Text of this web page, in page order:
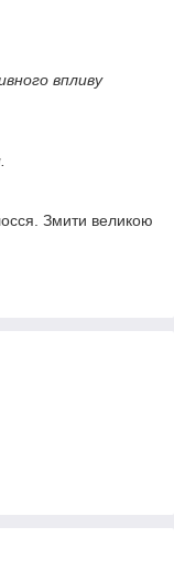
впливу
Змити великою